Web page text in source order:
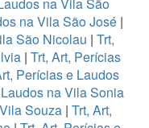
na Vila São
na Vila São José |
São Nicolau | Trt,
| Trt, Art, Perícias
Perícias e Laudos
na Vila Sonia
Souza | Trt, Art,